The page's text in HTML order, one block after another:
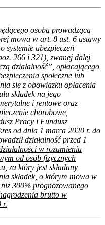
osobą prowadzącą
mowa w art. 8 ust. 6 ustawy
systemie ubezpieczeń
266 i 321), zwanej dalej
działalność”, opłacającego
społeczne lub
się z obowiązku opłacenia
składek na jego
i rentowe oraz
chorobowe,
Pracy i Fundusz
od dnia 1 marca 2020 r. do
działalność przed 1
w rozumieniu
od osób fizycznych
za który jest składany
składek, o którym mowa w
300% prognozowanego
brutto w
r.